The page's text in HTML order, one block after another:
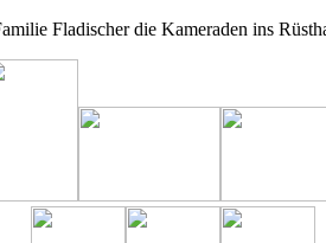
Fladischer die Kameraden ins